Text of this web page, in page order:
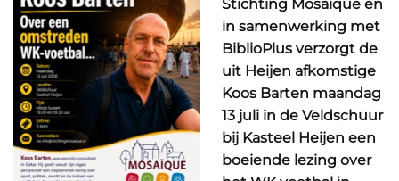
Stichting Mosaïque en
in samenwerking met
BiblioPlus verzorgt de
uit Heijen afkomstige
Koos Barten maandag
13 juli in de Veldschuur
bij Kasteel Heijen een
boeiende lezing over